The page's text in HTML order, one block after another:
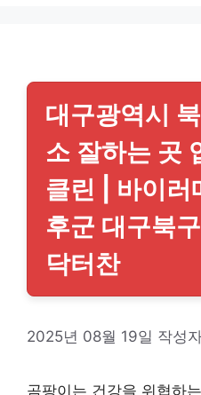
대구광역시
소 잘하는 곳
클린 | 바이러
후군 대구북
닥터찬
2025년 08월 19일 작성
곰팡이는 건강을 위협하